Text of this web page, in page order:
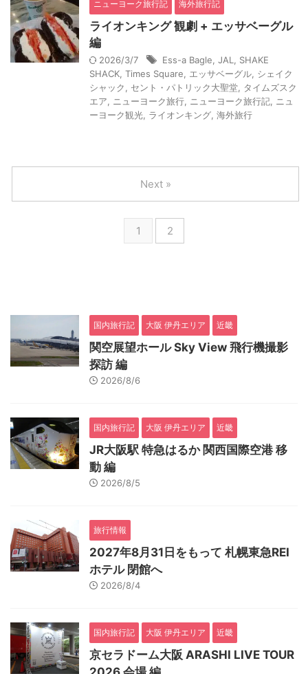
ニューヨーク旅行記 海外旅行記
ライオンキング 観劇 + エッサベーグル
編
2026/3/7 Ess-a Bagle JAL
SHAKE
SHACK Times Square エッサベーグル シェイク
シャック
セント・パトリック大聖堂
タイムズスク
エア
ニューヨーク旅行 ニューヨーク旅行記
ニュ
ーヨーク観光 ライオンキング 海外旅行
1 2
Next »
国内旅行記 大阪 伊丹エリア 近畿
関空展望ホール Sky View 飛行機撮影
探訪 編
2026/8/6
国内旅行記 大阪 伊丹エリア 近畿
JR大阪駅 特急はるか 関西国際空港 移
動 編
2026/8/5
旅行情報
2027年8月31日をもって 札幌東急REI
ホテル 閉館へ
2026/8/4
国内旅行記 大阪 伊丹エリア 近畿
京セラドーム大阪 ARASHI LIVE TOUR